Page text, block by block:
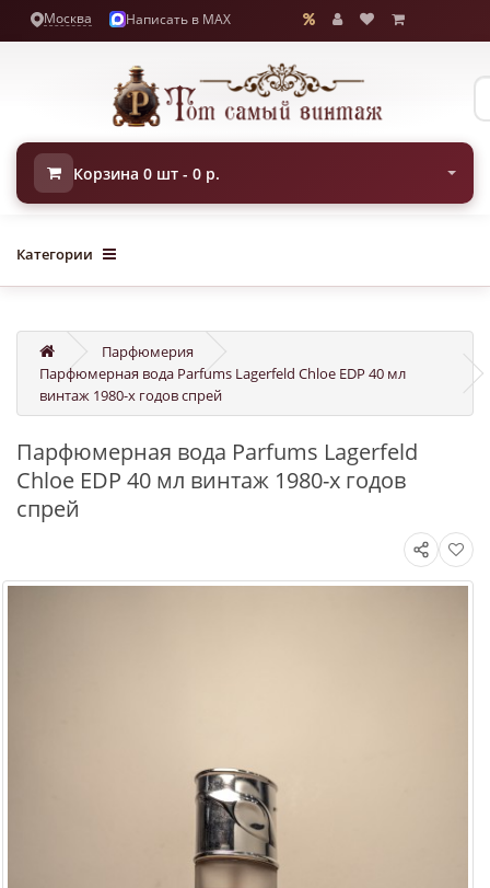
Москва Написать в MAX
Корзина 0 шт - 0 р.
Категории
Парфюмерия
Парфюмерная вода Parfums Lagerfeld Chloe EDP 40 мл
винтаж 1980-х годов спрей
Парфюмерная вода Parfums Lagerfeld
Chloe EDP 40 мл винтаж 1980-х годов
спрей